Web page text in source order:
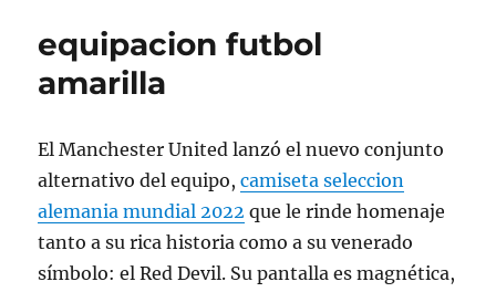
equipacion futbol
amarilla
El Manchester United lanzó el nuevo conjunto
alternativo del equipo,camiseta seleccion
alemania mundial 2022 que le rinde homenaje
tanto a su rica historia como a su venerado
símbolo: el Red Devil. Su pantalla es magnética,